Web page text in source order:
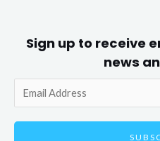
Sign up to receive
news